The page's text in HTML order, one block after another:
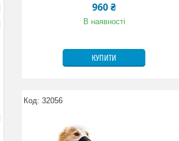
960 ₴
В наявності
КУПИТИ
32056